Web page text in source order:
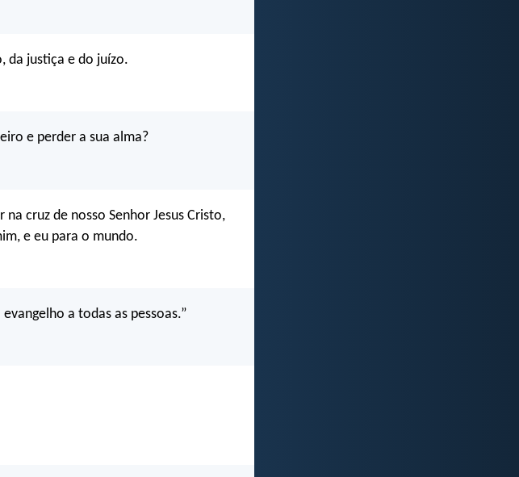
da justiça e do juízo.
e perder a sua alma?
cruz de nosso Senhor Jesus Cristo,
e eu para o mundo.
a todas as pessoas.”